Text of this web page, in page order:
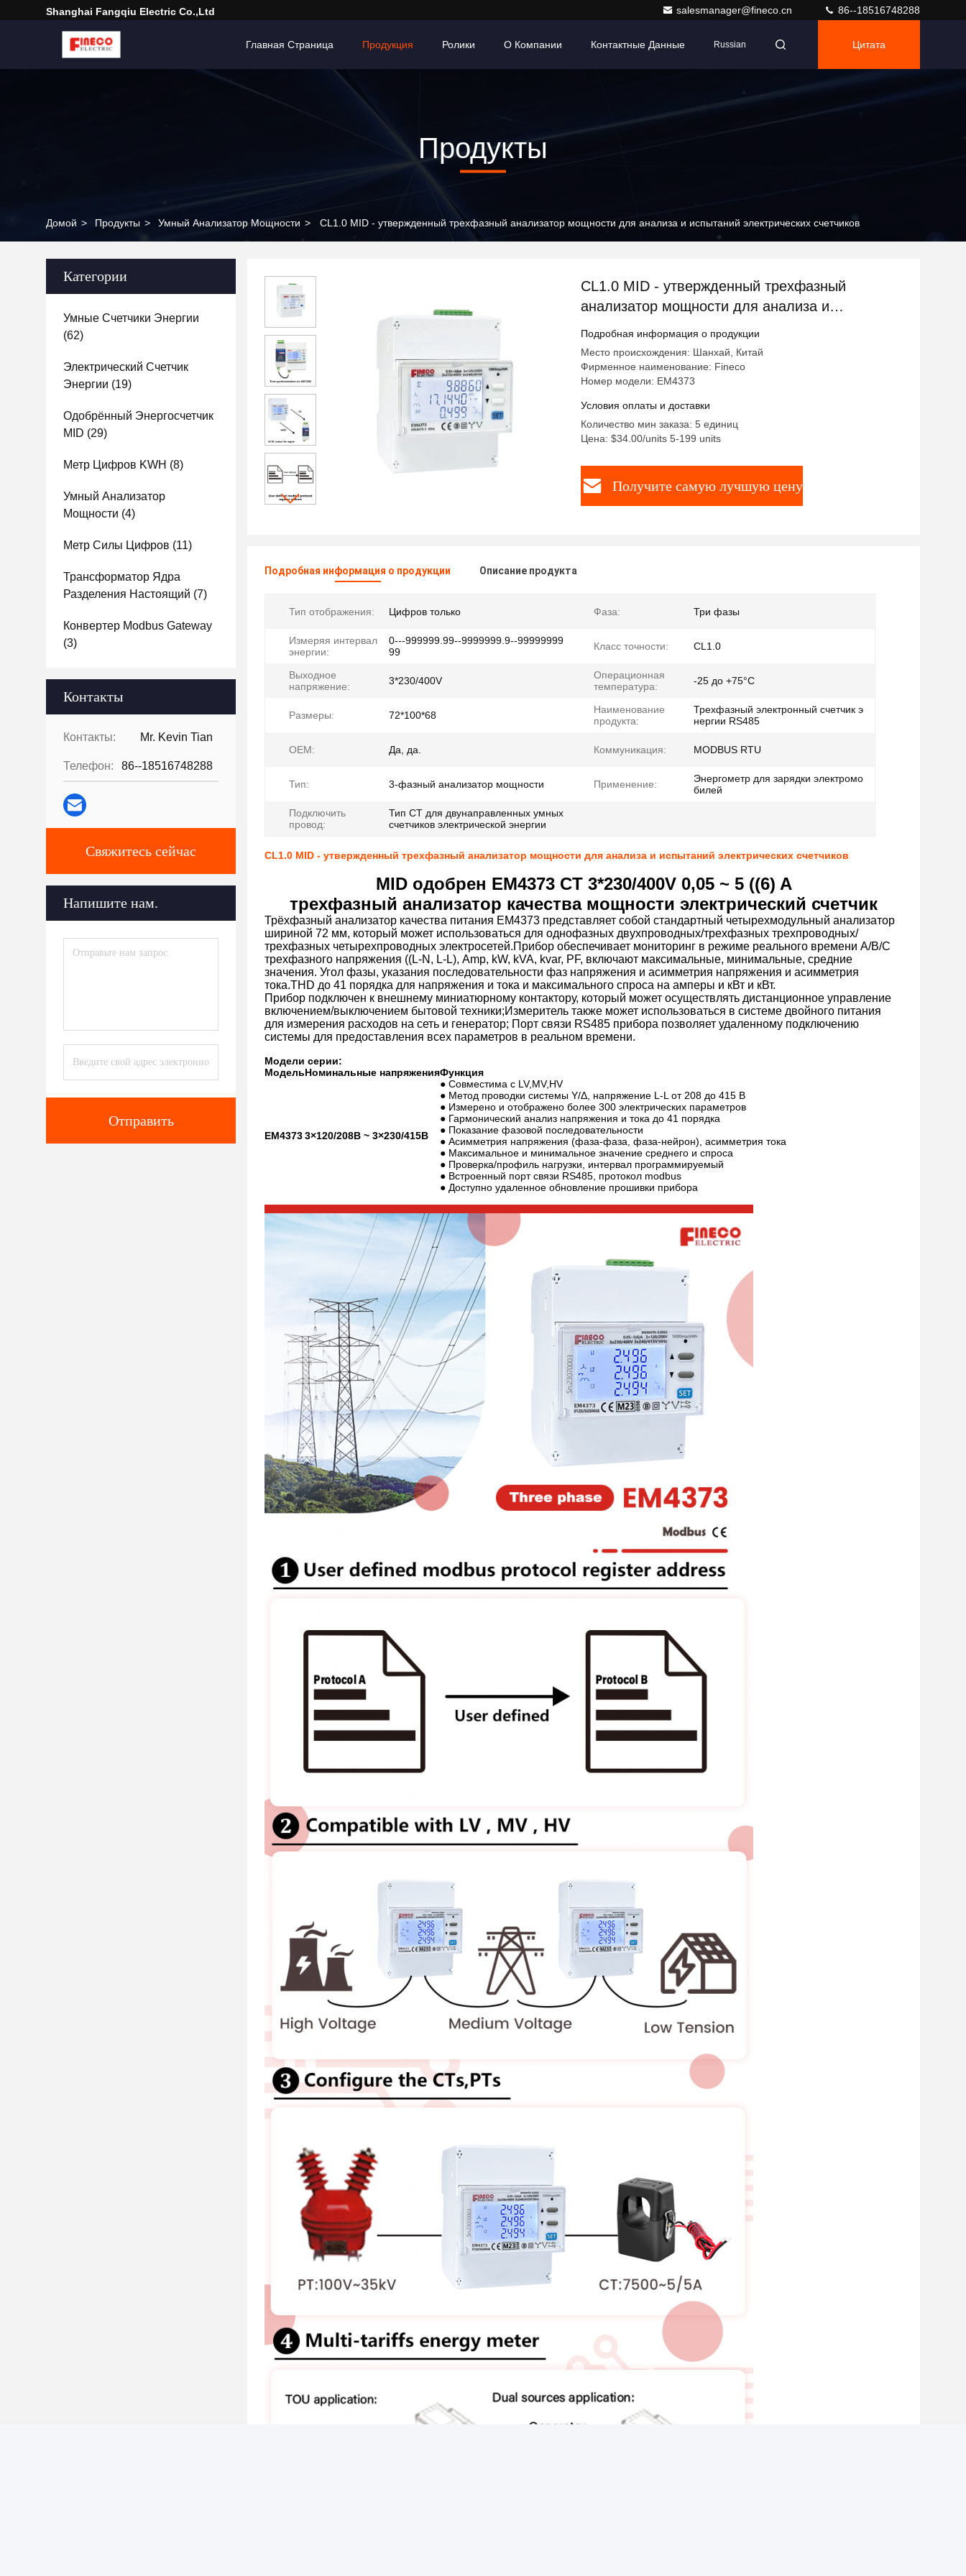
Shanghai Fangqiu Electric Co.,ltd salesmanager@fineco.cn 86--18516748288
Главная Страница Продукция Ролики О Компании Контактные Данные Russian Цитата
Продукты
Домой > Продукты > Умный Анализатор Мощности > CL1.0 MID - утвержденный трехфазный анализатор мощности для анализа и испытаний электрических счетчиков
Категории
Умные Счетчики Энергии
(62)
Электрический Счетчик
Энергии (19)
Одобрённый Энергосчетчик
MID (29)
Метр Цифров KWH (8)
Умный Анализатор
Мощности (4)
Метр Силы Цифров (11)
Трансформатор Ядра
Разделения Настоящий (7)
Конвертер Modbus Gateway
(3)
Контакты
Контакты: Mr. Kevin Tian
Телефон: 86--18516748288
Свяжитесь сейчас
Напишите нам.
Отправить
CL1.0 MID - утвержденный трехфазный
анализатор мощности для анализа и
испытаний электрических счетчиков
Подробная информация о продукции
Место происхождения: Шанхай, Китай
Фирменное наименование: Fineco
Номер модели: EM4373
Условия оплаты и доставки
Количество мин заказа: 5 единиц
Цена: $34.00/units 5-199 units
Получите самую лучшую цену
Подробная информация о продукции Описание продукта
Тип отображения: Цифров только Фаза: Три фазы
Измеряя интервал
энергии:
0---999999.99--9999999.9--99999999
99
Класс точности: CL1.0
Выходное
напряжение:
3*230/400V
Операционная
температура:
-25 до +75°C
Размеры: 72*100*68
Наименование
продукта:
Трехфазный электронный счетчик э
нергии RS485
OEM: Да, да. Коммуникация: MODBUS RTU
Тип: 3-фазный анализатор мощности Применение:
Энергометр для зарядки электромо
билей
Подключить
провод:
Тип CT для двунаправленных умных
счетчиков электрической энергии
CL1.0 MID - утвержденный трехфазный анализатор мощности для анализа и испытаний электрических счетчиков
MID одобрен EM4373 CT 3*230/400V 0,05 ~ 5 ((6) A
трехфазный анализатор качества мощности электрический счетчик
Трёхфазный анализатор качества питания EM4373 представляет собой стандартный четырехмодульный анализатор
шириной 72 мм, который может использоваться для однофазных двухпроводных/трехфазных трехпроводных/
трехфазных четырехпроводных электросетей.Прибор обеспечивает мониторинг в режиме реального времени A/B/C
трехфазного напряжения ((L-N, L-L), Amp, kW, kVA, kvar, PF, включают максимальные, минимальные, средние
значения. Угол фазы, указания последовательности фаз напряжения и асимметрия напряжения и асимметрия
тока.THD до 41 порядка для напряжения и тока и максимального спроса на амперы и кВт и кВт.
Прибор подключен к внешнему миниатюрному контактору, который может осуществлять дистанционное управление
включением/выключением бытовой техники;Измеритель также может использоваться в системе двойного питания
для измерения расходов на сеть и генератор; Порт связи RS485 прибора позволяет удаленному подключению
системы для предоставления всех параметров в реальном времени.
Модели серии:
МодельНоминальные напряженияФункция
EM43733×120/208В ~ 3×230/415В
● Совместима с LV,MV,HV
● Метод проводки системы Y/Δ, напряжение L-L от 208 до 415 В
● Измерено и отображено более 300 электрических параметров
● Гармонический анализ напряжения и тока до 41 порядка
● Показание фазовой последовательности
● Асимметрия напряжения (фаза-фаза, фаза-нейрон), асимметрия тока
● Максимальное и минимальное значение среднего и спроса
● Проверка/профиль нагрузки, интервал программируемый
● Встроенный порт связи RS485, протокол modbus
● Доступно удаленное обновление прошивки прибора